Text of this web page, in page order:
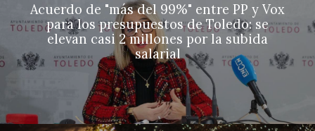
Acuerdo de "más del 99%" entre PP y Vox
para los presupuestos de Toledo: se
elevan casi 2 millones por la subida
salarial